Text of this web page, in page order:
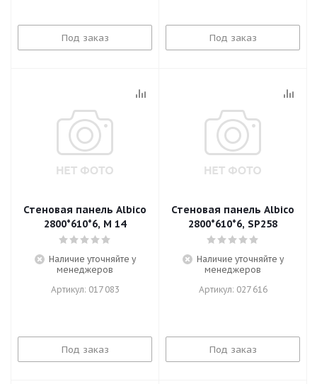
Под заказ Под заказ
Стеновая панель Albico
2800*610*6, M 14
Наличие уточняйте у
менеджеров
Артикул: 017 083
Под заказ
Стеновая панель Albico
2800*610*6, SP258
Наличие уточняйте у
менеджеров
Артикул: 027 616
Под заказ